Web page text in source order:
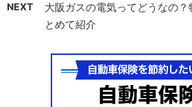
NEXT
大阪ガスの電気ってどうなの
とめて紹介